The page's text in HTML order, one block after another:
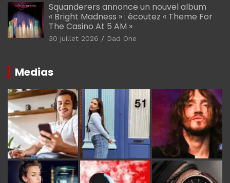
Squanderers annonce un nouvel album
« Bright Madness » : écoutez « Theme For
The Casino At 5 AM »
30 juillet 2026 Dad One
Medias